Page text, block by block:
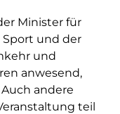
Minister für
Sport und der
und
anwesend,
andere
teil